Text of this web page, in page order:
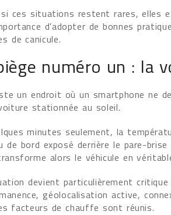
si ces situations restent rares, elles
d’adopter de bonnes
de canicule.
numéro un : la
un endroit où un smartphone ne
stationnée au soleil.
minutes seulement, la
de bord exposé derrière le pare-
alors le véhicule en
devient particulièrement
géolocalisation active,
facteurs de chauffe sont réunis.